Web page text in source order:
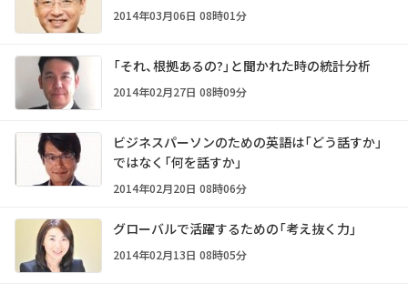
2014年03月06日 08時01分
「それ、根拠あるの?」と聞かれた時の統計分析
2014年02月27日 08時09分
ビジネスパーソンのための英語は「どう話すか」
ではなく「何を話すか」
2014年02月20日 08時06分
グローバルで活躍するための「考え抜く力」
2014年02月13日 08時05分